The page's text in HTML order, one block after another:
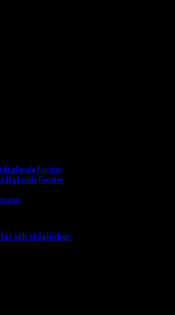
fönster
fönster
och skåpluckor.